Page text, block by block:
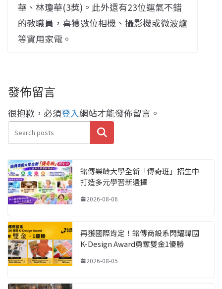
華、林瓊華(3獎)。此外還有23位運氣不錯
的教職員，喜獲數位相機、攝影機或微波爐
等實用家電。
發佈留言
很抱歉，必須登入網站才能發佈留言。
搜尋
銘傳樂齡大學全新「傳奇班」招生中
打造多元學習新選擇
2026-08-06
再獲國際肯定！銘傳商設系閃耀韓國
K-Design Award勇奪雙金1優勝
2026-08-05